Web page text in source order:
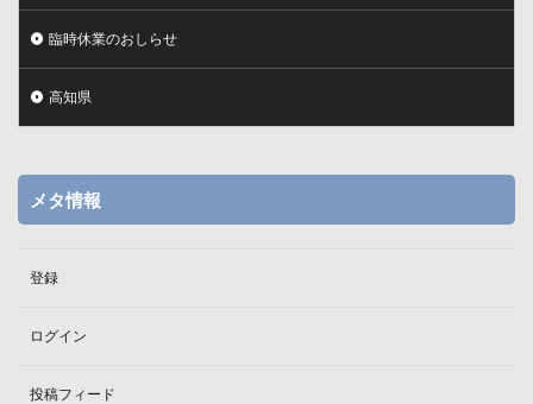
臨時休業のおしらせ
高知県
メタ情報
登録
ログイン
投稿フィード